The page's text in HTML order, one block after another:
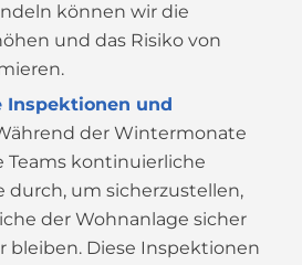
können wir die
und das Risiko von
Inspektionen und
der Wintermonate
Teams kontinuierliche
durch, um sicherzustellen,
der Wohnanlage sicher
bleiben. Diese Inspektionen